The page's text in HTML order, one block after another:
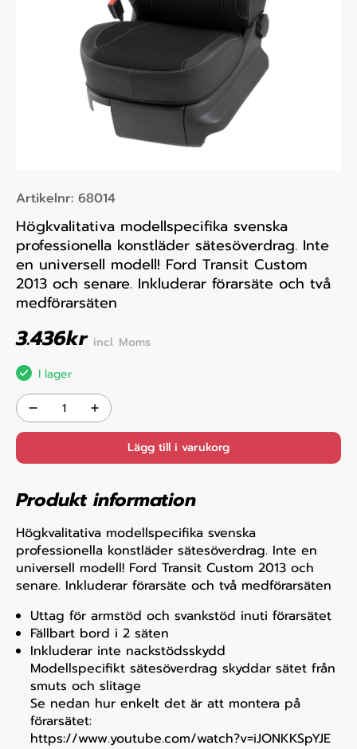
Artikelnr: 68014
Högkvalitativa modellspecifika svenska
professionella konstläder sätesöverdrag. Inte
en universell modell! Ford Transit Custom
2013 och senare. Inkluderar förarsäte och två
medförarsäten
3.436kr incl. Moms
I lager
Lägg till i varukorg
Produkt information
Högkvalitativa modellspecifika svenska
professionella konstläder sätesöverdrag. Inte en
universell modell! Ford Transit Custom 2013 och
senare. Inkluderar förarsäte och två medförarsäten
Uttag för armstöd och svankstöd inuti förarsätet
Fällbart bord i 2 säten
Inkluderar inte nackstödsskydd
Modellspecifikt sätesöverdrag skyddar sätet från
smuts och slitage
Se nedan hur enkelt det är att montera på
förarsätet:
https://www.youtube.com/watch?v=iJONKKSpYJE